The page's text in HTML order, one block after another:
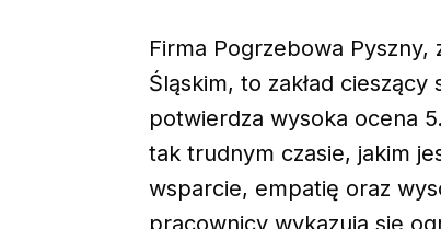
Firma Pogrzebowa Pyszny,
Śląskim, to zakład
potwierdza wysoka ocena
tak trudnym czasie, jakim
wsparcie, empatię oraz